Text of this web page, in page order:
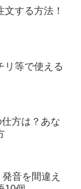
する方法！
リ等で使える
方は？あな
音を間違え